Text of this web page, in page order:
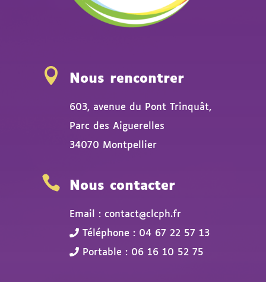
 Nous rencontrer
603, avenue du Pont Trinquât,
Parc des Aiguerelles
34070 Montpellier
 Nous contacter
Email : contact@clcph.fr
Téléphone : 04 67 22 57 13
Portable : 06 16 10 52 75